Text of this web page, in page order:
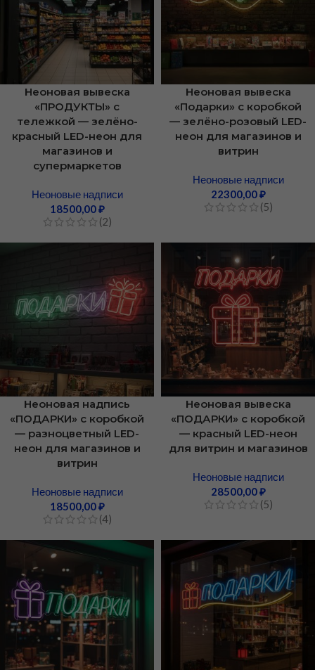
Неоновая вывеска
«ПРОДУКТЫ» с
тележкой — зелёно-
красный LED-неон для
магазинов и
супермаркетов
Неоновые надписи
18500,00₽
(2)
Неоновая вывеска
«Подарки» с коробкой
— зелёно-розовый LED-
неон для магазинов и
витрин
Неоновые надписи
22300,00₽
(5)
Неоновая надпись
«ПОДАРКИ» с коробкой
— разноцветный LED-
неон для магазинов и
витрин
Неоновые надписи
18500,00₽
(4)
Неоновая вывеска
«ПОДАРКИ» с коробкой
— красный LED-неон
для витрин и магазинов
Неоновые надписи
28500,00₽
(5)